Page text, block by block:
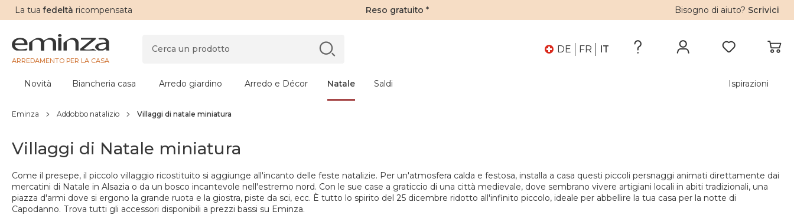
La tuafedeltà ricompensata Reso gratuito * Bisogno di aiuto? Scrivici
ARREDAMENTO PER LA CASA
DE FR IT
Novità Biancheria casa Arredo giardino Arredo e Décor Natale Saldi Ispirazioni
Eminza Addobbo natalizio Villaggi di natale miniatura
Villaggi di Natale miniatura
Come il presepe, il piccolo villaggio ricostituito si aggiunge all'incanto delle feste natalizie. Per un'atmosfera calda e festosa, installa a casa questi piccoli persnaggi animati direttamente dai
mercatini di Natale in Alsazia o da un bosco incantevole nell'estremo nord. Con le sue case a graticcio di una città medievale, dove sembrano vivere artigiani locali in abiti tradizionali, una
piazza d'armi dove si ergono la grande ruota e la giostra, piste da sci, ecc. È tutto lo spirito del 25 dicembre ridotto all'infinito piccolo, ideale per abbellire la tua casa per la notte di
Capodanno. Trova tutti gli accessori disponibili a prezzi bassi su Eminza.